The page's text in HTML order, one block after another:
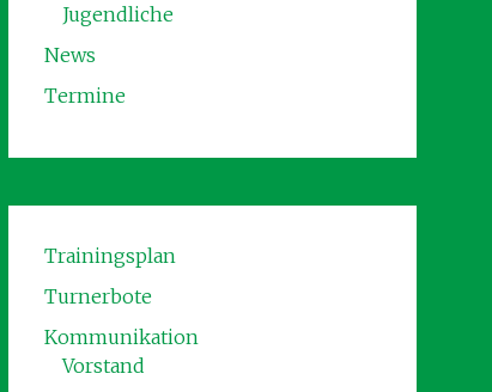
Jugendliche
News
Termine
Trainingsplan
Turnerbote
Kommunikation
Vorstand